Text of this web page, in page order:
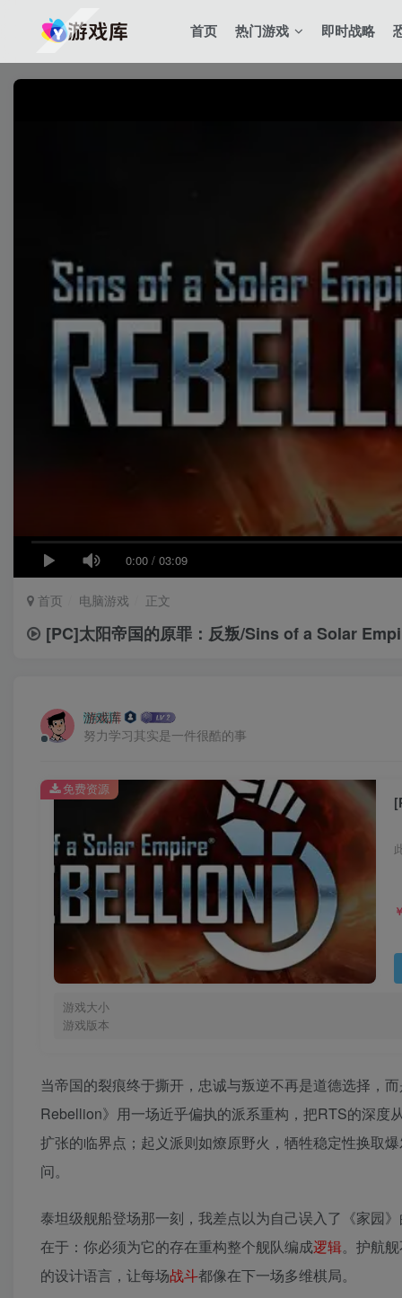
首页 热门游戏 即时战略
0:00 / 03:09
首页 电脑游戏 正文
[PC]太阳帝国的原罪：反叛/Sins of a Solar
游戏库
努力学习其实是一件很酷的事
游戏大小
游戏版本
免费资源
当帝国的裂痕终于撕开，忠诚与叛逆不再是道德选择
Rebellion》用一场近乎偏执的派系重构，把RTS的深度
扩张的临界点；起义派则如燎原野火，牺牲稳定性换取
问。
泰坦级舰船登场那一刻，我差点以为自己误入了《家园
在于：你必须为它的存在重构整个舰队编成逻辑。护航
的设计语言，让每场战斗都像在下一场多维棋局。